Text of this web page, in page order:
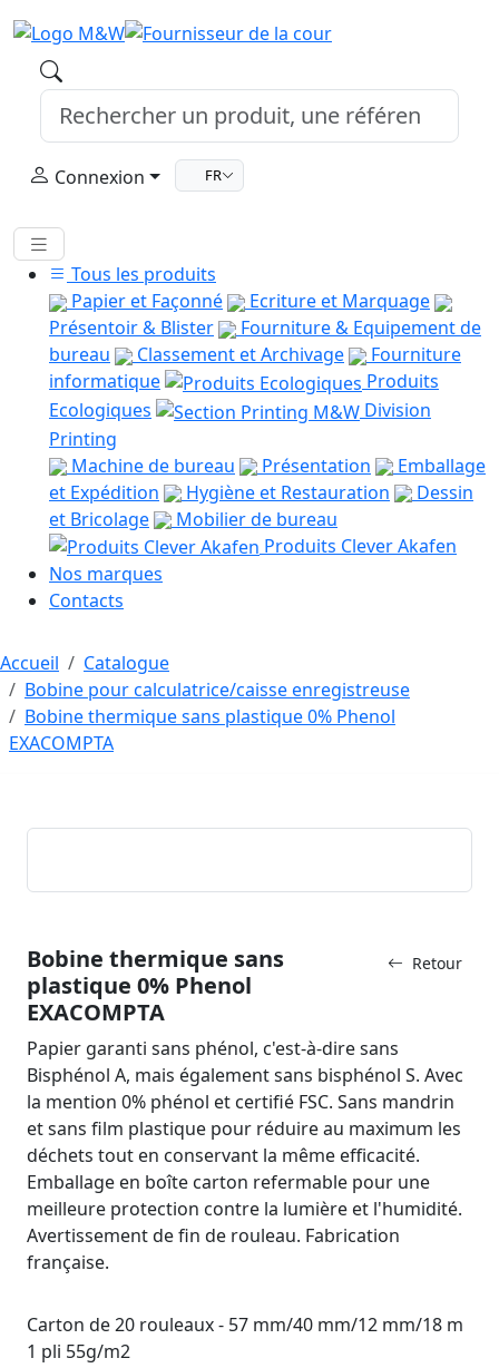
Connexion FR
Tous les produits
Papier et Façonné
Ecriture et Marquage
Présentoir & Blister
Fourniture & Equipement de
bureau
Classement et Archivage
Fourniture
informatique
Produits
Ecologiques
Division
Printing
Machine de bureau
Présentation
Emballage
et Expédition
Hygiène et Restauration
Dessin
et Bricolage
Mobilier de bureau
Produits Clever Akafen
Nos marques
Contacts
Accueil
Catalogue
Bobine pour calculatrice/caisse enregistreuse
Bobine thermique sans plastique 0% Phenol
EXACOMPTA
Retour
Bobine thermique sans
plastique 0% Phenol
EXACOMPTA
Papier garanti sans phénol, c'est-à-dire sans
Bisphénol A, mais également sans bisphénol S. Avec
la mention 0% phénol et certifié FSC. Sans mandrin
et sans film plastique pour réduire au maximum les
déchets tout en conservant la même efficacité.
Emballage en boîte carton refermable pour une
meilleure protection contre la lumière et l'humidité.
Avertissement de fin de rouleau. Fabrication
française.
Carton de 20 rouleaux - 57 mm/40 mm/12 mm/18 m
1 pli 55g/m2